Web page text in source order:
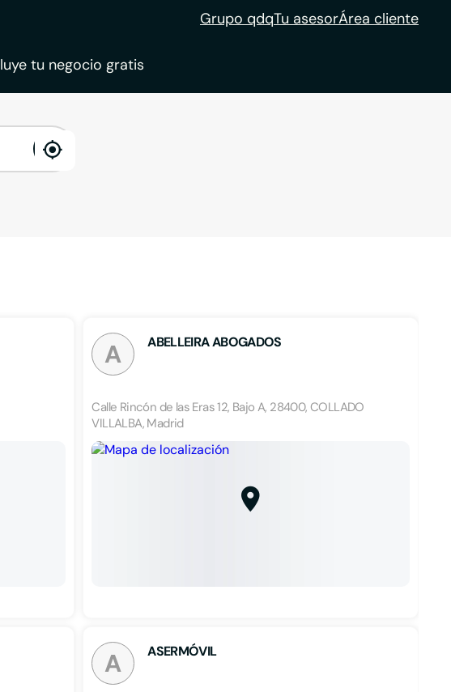
Grupo qdqTu asesorÁrea cliente
tu negocio gratis
enable
A ABELLEIRA ABOGADOS
Calle Rincón de las Eras 12, Bajo A, 28400, COLLADO
VILLALBA, Madrid
A ASERMÓVIL